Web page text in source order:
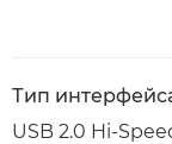
Тип
USB 2.0 Hi-